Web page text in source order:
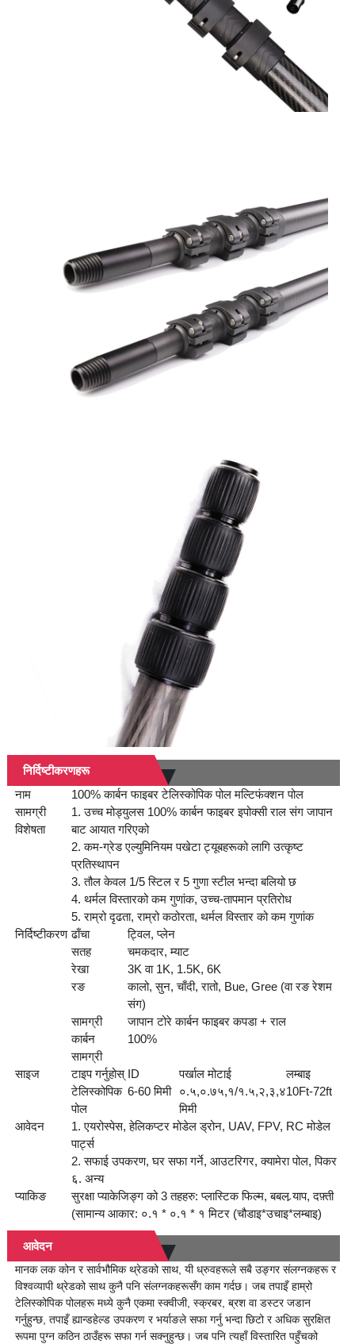
निर्दिष्टीकरणहरू
नाम
100% कार्बन फाइबर टेलिस्कोपिक पोल मल्टिफंक्शन पोल
सामग्री
विशेषता
1. उच्च मोड्युलस 100% कार्बन फाइबर इपोक्सी राल संग जापान
बाट आयात गरिएको
2. कम-ग्रेड एल्युमिनियम पखेटा ट्यूबहरूको लागि उत्कृष्ट
प्रतिस्थापन
3. तौल केवल 1/5 स्टिल र 5 गुणा स्टील भन्दा बलियो छ
4. थर्मल विस्तारको कम गुणांक, उच्च-तापमान प्रतिरोध
5. राम्रो दृढता, राम्रो कठोरता, थर्मल विस्तार को कम गुणांक
निर्दिष्टीकरण ढाँचा
ट्विल, प्लेन
सतह
चमकदार, म्याट
रेखा
3K वा 1K, 1.5K, 6K
रङ
कालो, सुन, चाँदी, रातो, Bue, Gree (वा रङ रेशम
संग)
सामग्री
जापान टोरे कार्बन फाइबर कपडा + राल
कार्बन
सामग्री
100%
साइज टाइप गर्नुहोस् ID पर्खाल मोटाई
लम्बाइ
टेलिस्कोपिक
पोल
6-60 मिमी
०.५,०.७५,१/१.५,२,३,४
मिमी
10Ft-72ft
आवेदन
1. एयरोस्पेस, हेलिकप्टर मोडेल ड्रोन, UAV, FPV, RC मोडेल
पार्ट्स
2. सफाई उपकरण, घर सफा गर्ने, आउटरिगर, क्यामेरा पोल, पिकर
६. अन्य
प्याकिङ
सुरक्षा प्याकेजिङ्ग को 3 तहहरु: प्लास्टिक फिल्म, बबल र्‍याप, दफ़्ती
(सामान्य आकार: ०.१ * ०.१ * १ मिटर (चौडाइ*उचाइ*लम्बाइ)
आवेदन
मानक लक कोन र सार्वभौमिक थ्रेडको साथ, यी ध्रुवहरूले सबै उङ्गर संलग्नकहरू र
विश्वव्यापी थ्रेडको साथ कुनै पनि संलग्नकहरूसँग काम गर्दछ। जब तपाइँ हाम्रो
टेलिस्कोपिक पोलहरू मध्ये कुनै एकमा स्क्वीजी, स्क्रबर, ब्रश वा डस्टर जडान
गर्नुहुन्छ, तपाइँ ह्यान्डहेल्ड उपकरण र भर्याङले सफा गर्नु भन्दा छिटो र अधिक सुरक्षित
रूपमा पुग्न कठिन ठाउँहरू सफा गर्न सक्नुहुन्छ। जब पनि त्यहाँ विस्तारित पहुँचको